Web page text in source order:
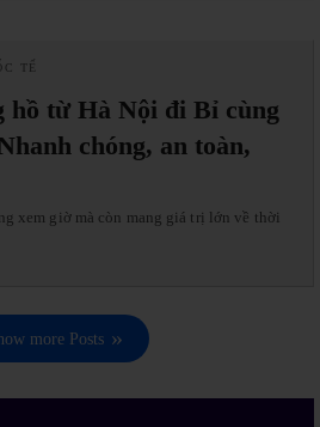
TẾ
hồ từ Hà Nội đi Bỉ cùng
chóng, an toàn,
xem giờ mà còn mang giá trị lớn về thời
more Posts